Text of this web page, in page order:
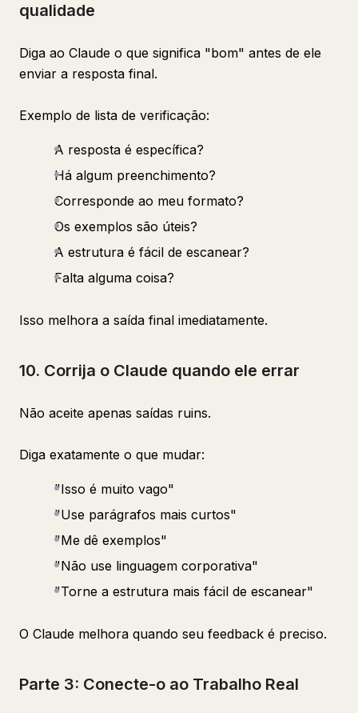
qualidade
Diga ao Claude o que significa "bom" antes de ele
enviar a resposta final.
Exemplo de lista de verificação:
A resposta é específica?
Há algum preenchimento?
Corresponde ao meu formato?
Os exemplos são úteis?
A estrutura é fácil de escanear?
Falta alguma coisa?
Isso melhora a saída final imediatamente.
10. Corrija o Claude quando ele errar
Não aceite apenas saídas ruins.
Diga exatamente o que mudar:
"Isso é muito vago"
"Use parágrafos mais curtos"
"Me dê exemplos"
"Não use linguagem corporativa"
"Torne a estrutura mais fácil de escanear"
O Claude melhora quando seu feedback é preciso.
Parte 3: Conecte-o ao Trabalho Real